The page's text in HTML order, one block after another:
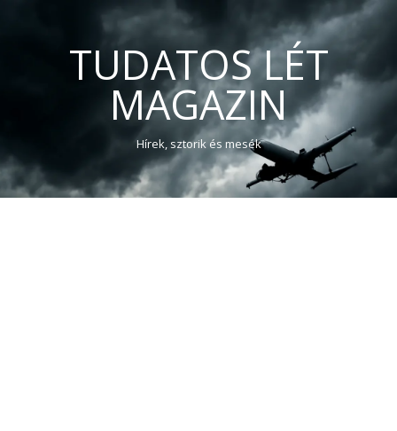
TUDATOS LÉT
MAGAZIN
Hírek, sztorik és mesék